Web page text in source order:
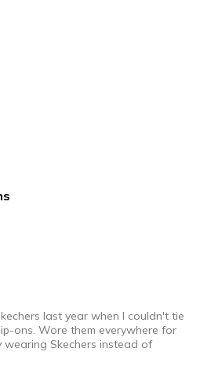
true to width
true to size
last year when I couldn't tie
ons. Wore them everywhere for
wearing Skechers instead of